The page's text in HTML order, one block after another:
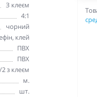
З клеєм
4:1
чорний
клей
ПВХ
ПВХ
з клеєм
м.
шт.